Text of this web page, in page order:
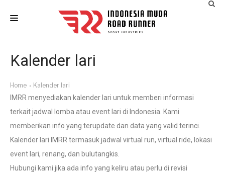
IM ATLETIK
ARTICLES
EVENT CALENDAR
Kalender lari
Home Kalender lari
IMRR menyediakan kalender lari untuk memberi informasi
terkait jadwal lomba atau event lari di Indonesia. Kami
memberikan info yang terupdate dan data yang valid terinci.
Kalender lari IMRR termasuk jadwal virtual run, virtual ride, lokasi
event lari, renang, dan bulutangkis.
Hubungi kami jika ada info yang keliru atau perlu di revisi